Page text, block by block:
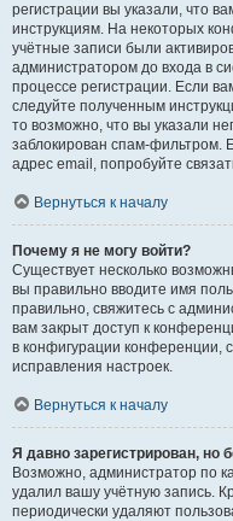
регистрации вы указали, что
инструкциям. На некоторых
учётные записи были
администратором до входа в
процессе регистрации. Если
следуйте полученным
то возможно, что вы указали
заблокирован спам-фильтром.
адрес email, попробуйте
Вернуться к началу
Почему я не могу войти?
Существует несколько
вы правильно вводите имя
правильно, свяжитесь с
вам закрыт доступ к
в конфигурации конференции,
исправления настроек.
Вернуться к началу
Я давно зарегистрирован, но
Возможно, администратор по
удалил вашу учётную запись.
периодически удаляют